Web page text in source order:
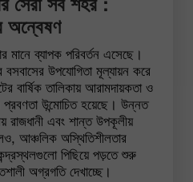
অন্বেষণ
মানে ব্যাপক পরিবর্তন এসেছে।
উপযোগিতা মূল্যায়ন করে
বার্ষিক তালিকায় আরামদায়কতা ও
প্রবণতা উন্মোচিত হয়েছে। উন্নত
রাজধানী এবং শান্ত উপকূলীয়
আঞ্চলিক অস্থিতিশীলতার
পিছিয়ে পড়তে শুরু
অগ্রগতি দেখাচ্ছে।